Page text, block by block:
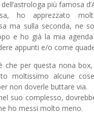
più famosa
ho apprezzato
ma sulla seconda, ne
e ho già la mia
appunti e/o come
che per questa nona
moltissimo alcune
non doverle buttare via.
suo complesso,
ho messi molto meno.